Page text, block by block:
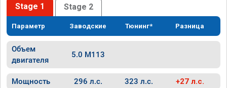
Stage 1 Stage 2
Параметр Заводские Тюнинг* Разница
Объем
двигателя
5.0 M113
Мощность 296 л.с. 323 л.с. +27 л.с.